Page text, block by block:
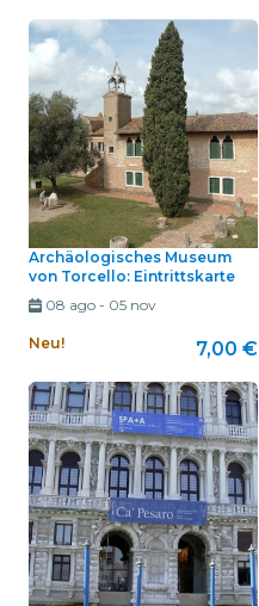
Archäologisches Museum
von Torcello: Eintrittskarte
08 ago- 05 nov
Neu! 7,00 €